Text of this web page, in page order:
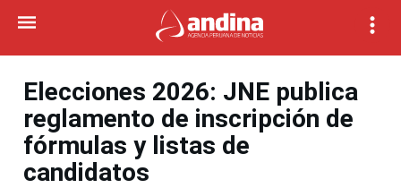
Elecciones 2026: JNE publica
reglamento de inscripción de
fórmulas y listas de
candidatos